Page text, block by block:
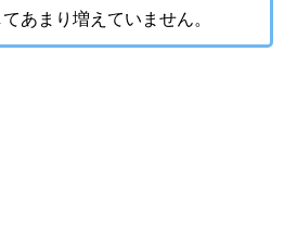
あまり増えていません。